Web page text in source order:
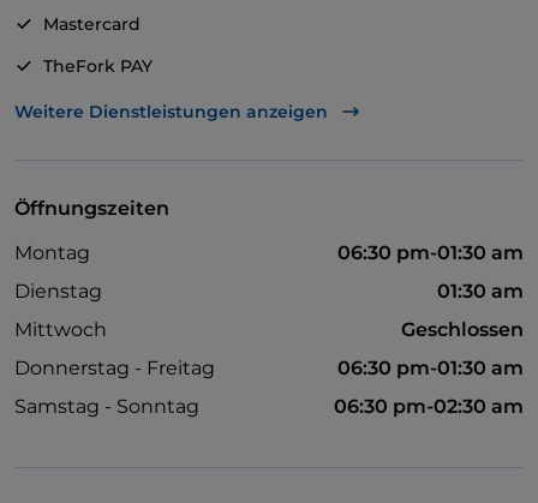
Mastercard
TheFork PAY
UnionPay über TheFork PAY
Weitere Dienstleistungen anzeigen
Öffnungszeiten
Montag
06:30 pm-01:30 am
Dienstag
01:30 am
Mittwoch
Geschlossen
Donnerstag - Freitag
06:30 pm-01:30 am
Samstag - Sonntag
06:30 pm-02:30 am